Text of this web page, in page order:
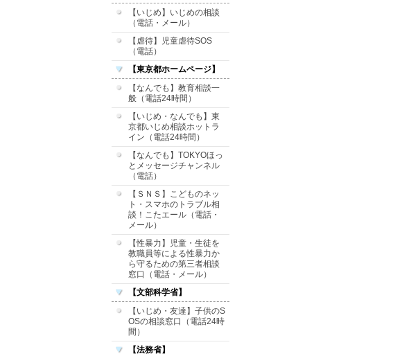
【いじめ】いじめの相談
（電話・メール）
【虐待】児童虐待SOS
（電話）
【東京都ホームページ】
【なんでも】教育相談一
般（電話24時間）
【いじめ・なんでも】東
京都いじめ相談ホットラ
イン（電話24時間）
【なんでも】TOKYOほっ
とメッセージチャンネル
（電話）
【ＳＮＳ】こどものネッ
ト・スマホのトラブル相
談！こたエール（電話・
メール）
【性暴力】児童・生徒を
教職員等による性暴力か
ら守るための第三者相談
窓口（電話・メール）
【文部科学省】
【いじめ・友達】子供のS
OSの相談窓口（電話24時
間）
【法務省】